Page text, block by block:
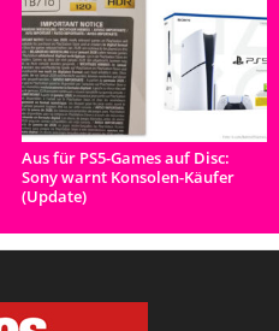
Aus für PS5-Games auf Disc:
Sony warnt Konsolen-Käufer
(Update)